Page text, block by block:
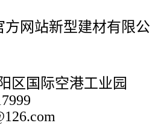
方网站新型建材有限公
区国际空港工业园